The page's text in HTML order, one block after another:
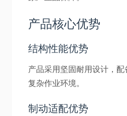
产品核心优势
结构性能优势
产品采用坚固耐用设计，
复杂作业环境。
制动适配优势